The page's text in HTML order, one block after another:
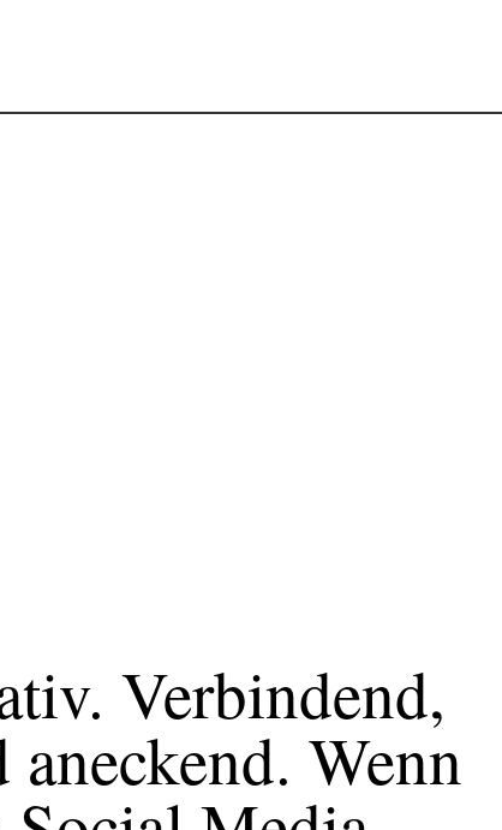
Verbindend,
Wenn